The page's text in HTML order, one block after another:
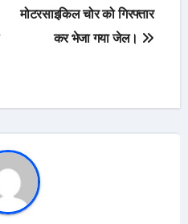
मोटरसाइकिल चोर को गिरफ्तार
कर भेजा गया जेल।